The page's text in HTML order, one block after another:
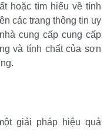
hoặc tìm hiểu về tính
các trang thông tin uy
cung cấp cung cấp
và tính chất của sơn
giải pháp hiệu quả